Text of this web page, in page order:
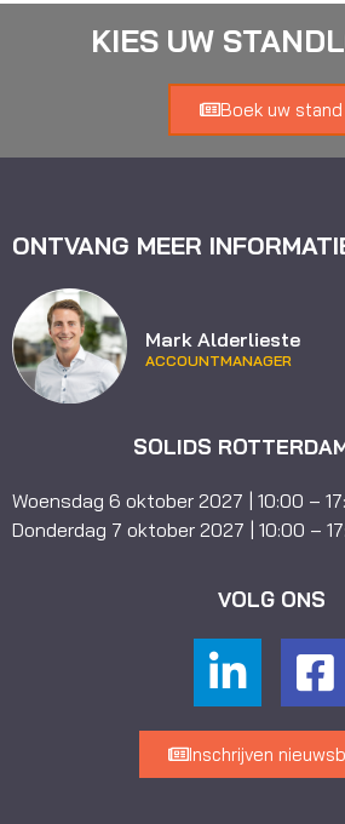
KIES UW
Boek uw stand
ONTVANG MEER
Mark Alderlieste
ACCOUNTMANAGER
SOLIDS
Woensdag 6 oktober 2027 | 10:00 –
Donderdag 7 oktober 2027 | 10:00 –
VOLG ONS
Inschrijven